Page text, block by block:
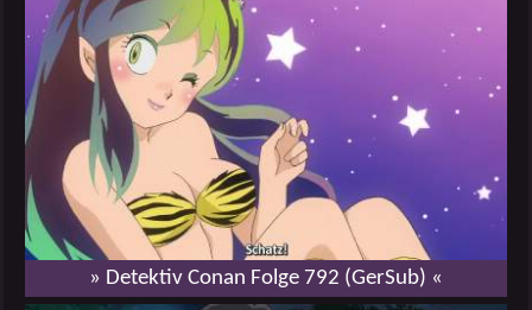
» Detektiv Conan Folge 792 (GerSub) «